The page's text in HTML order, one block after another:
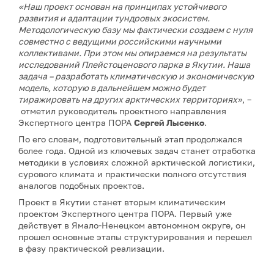
«Наш проект основан на принципах устойчивого
развития и адаптации тундровых экосистем.
Методологическую базу мы фактически создаем с нуля
совместно с ведущими российскими научными
коллективами. При этом мы опираемся на результаты
исследований Плейстоценового парка в Якутии. Наша
задача – разработать климатическую и экономическую
модель, которую в дальнейшем можно будет
тиражировать на других арктических территориях», –
отметил руководитель проектного направления
Экспертного центра ПОРА Сергей Лысенко.
По его словам, подготовительный этап продолжался
более года. Одной из ключевых задач станет отработка
методики в условиях сложной арктической логистики,
сурового климата и практически полного отсутствия
аналогов подобных проектов.
Проект в Якутии станет вторым климатическим
проектом Экспертного центра ПОРА. Первый уже
действует в Ямало-Ненецком автономном округе, он
прошел основные этапы структурирования и перешел
в фазу практической реализации.